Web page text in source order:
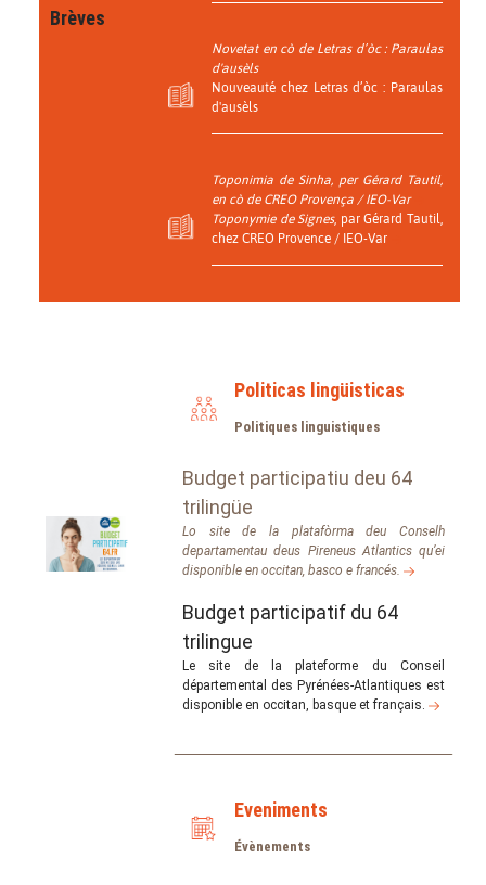
Brèves
Novetat en cò de Letras d’òc : Paraulas
d'ausèls
Nouveauté chez Letras d’òc : Paraulas
d'ausèls
Toponimia de Sinha, per Gérard Tautil,
en cò de CREO Provença / IEO-Var
Toponymie de Signes, par Gérard Tautil,
chez CREO Provence / IEO-Var
Politicas lingüisticas
Politiques linguistiques
Budget participatiu deu 64
trilingüe
Lo site de la platafòrma deu Conselh
departamentau deus Pireneus Atlantics qu’ei
disponible en occitan, basco e francés.
Budget participatif du 64
trilingue
Le site de la plateforme du Conseil
départemental des Pyrénées-Atlantiques est
disponible en occitan, basque et français.
Eveniments
Évènements